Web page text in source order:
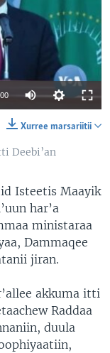
available
Xurree marsariitii
Deebi’an
Isteetis Maayik
har’a
ministaraa
Dammaqee
jiran.
akkuma itti
Raddaa
duula